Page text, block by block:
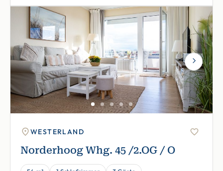
Next
WESTERLAND
Norderhoog Whg. 45 /2.OG / O